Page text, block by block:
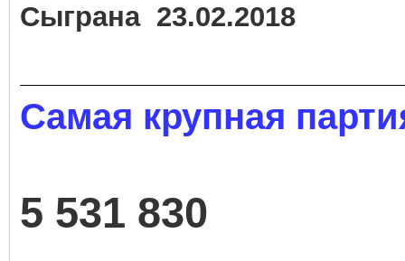
Сыграна 23.02.2018
Самая крупная
5 531 830